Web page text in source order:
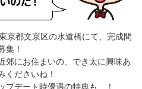
京都文京区の水道橋にて、完成間
集！
郊にお住まいの、でき太に興味あ
くださいね！
プデート時優遇の特典も…！